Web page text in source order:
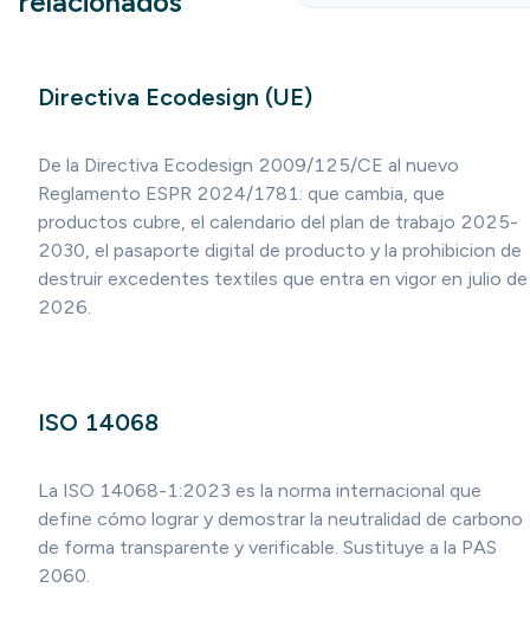
Directiva Ecodesign (UE)
De la Directiva Ecodesign 2009/125/CE al nuevo
Reglamento ESPR 2024/1781: que cambia, que
productos cubre, el calendario del plan de trabajo 2025-
2030, el pasaporte digital de producto y la prohibicion de
destruir excedentes textiles que entra en vigor en julio de
2026.
ISO 14068
La ISO 14068-1:2023 es la norma internacional que
define cómo lograr y demostrar la neutralidad de carbono
de forma transparente y verificable. Sustituye a la PAS
2060.